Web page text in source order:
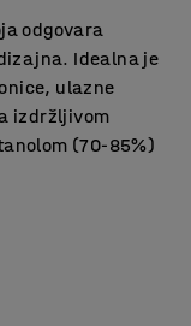
odgovara
Idealna je
ulazne
izdržljivom
(70-85%)